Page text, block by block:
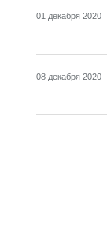
01 декабря 2020
08 декабря 2020